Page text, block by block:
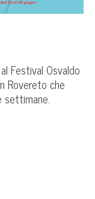
Festival Osvaldo
Rovereto che
settimane.